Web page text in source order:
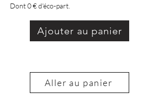
Dont 0 € d'éco-part.
Ajouter au panier
Aller au panier